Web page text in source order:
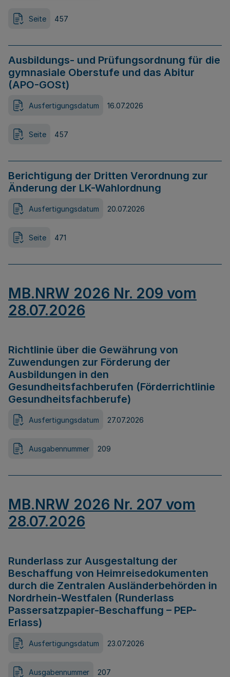
Seite 457
Ausbildungs- und Prüfungsordnung für die
gymnasiale Oberstufe und das Abitur
(APO-GOSt)
Ausfertigungsdatum 16.07.2026
Seite 457
Berichtigung der Dritten Verordnung zur
Änderung der LK-Wahlordnung
Ausfertigungsdatum 20.07.2026
Seite 471
MB.NRW 2026 Nr. 209 vom
28.07.2026
Richtlinie über die Gewährung von
Zuwendungen zur Förderung der
Ausbildungen in den
Gesundheitsfachberufen (Förderrichtlinie
Gesundheitsfachberufe)
Ausfertigungsdatum 27.07.2026
Ausgabennummer 209
MB.NRW 2026 Nr. 207 vom
28.07.2026
Runderlass zur Ausgestaltung der
Beschaffung von Heimreisedokumenten
durch die Zentralen Ausländerbehörden in
Nordrhein-Westfalen (Runderlass
Passersatzpapier-Beschaffung – PEP-
Erlass)
Ausfertigungsdatum 23.07.2026
Ausgabennummer 207